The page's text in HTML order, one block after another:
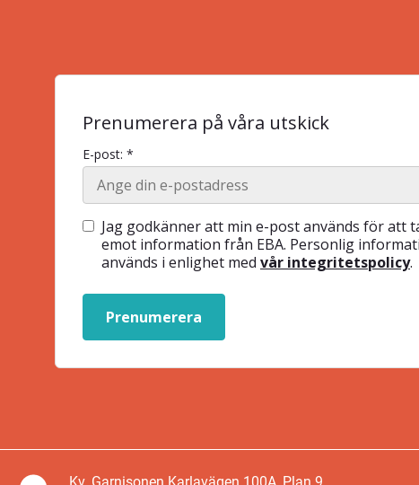
Prenumerera på våra utskick
E-post: *
Jag godkänner att min e-post används för att
emot information från EBA. Personlig
används i enlighet med vår integritetspolicy.
Prenumerera